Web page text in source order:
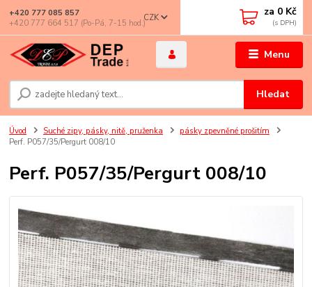
Menu
CZK
Hledat
+420 777 085 857
+420 777 664 517 (Po-Pá, 7-15 hod.)
za 0 Kč
Úvod Suché zipy, pásky, nitě, pruženka
pásky zpevněné prošitím
Perf. P057/35/Pergurt 008/10
Perf. P057/35/Pergurt 008/10